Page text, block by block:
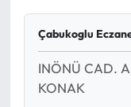
Çabukoglu
INÖNÜ CAD.
KONAK